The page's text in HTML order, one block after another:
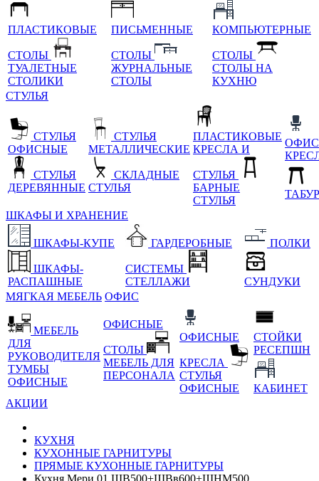
ПЛАСТИКОВЫЕ
СТОЛЫ
ТУАЛЕТНЫЕ
СТОЛИКИ
ПИСЬМЕННЫЕ
СТОЛЫ
ЖУРНАЛЬНЫЕ
СТОЛЫ
КОМПЬЮТЕРНЫЕ
СТОЛЫ
СТОЛЫ НА
КУХНЮ
СТУЛЬЯ
СТУЛЬЯ
ОФИСНЫЕ
СТУЛЬЯ
ДЕРЕВЯННЫЕ
СТУЛЬЯ
МЕТАЛЛИЧЕСКИЕ
СКЛАДНЫЕ
СТУЛЬЯ
ПЛАСТИКОВЫЕ
КРЕСЛА И
СТУЛЬЯ
БАРНЫЕ
СТУЛЬЯ
ШКАФЫ И ХРАНЕНИЕ
ШКАФЫ-КУПЕ
ШКАФЫ-
РАСПАШНЫЕ
ГАРДЕРОБНЫЕ
СИСТЕМЫ
СТЕЛЛАЖИ
ПОЛКИ
СУНДУКИ
МЯГКАЯ МЕБЕЛЬ ОФИС
МЕБЕЛЬ
ДЛЯ
РУКОВОДИТЕЛЯ
ТУМБЫ
ОФИСНЫЕ
ОФИСНЫЕ
СТОЛЫ
МЕБЕЛЬ ДЛЯ
ПЕРСОНАЛА
ОФИСНЫЕ
КРЕСЛА
СТУЛЬЯ
ОФИСНЫЕ
СТОЙКИ
РЕСЕПШН
КАБИНЕТ
АКЦИИ
КУХНЯ
КУХОННЫЕ ГАРНИТУРЫ
ПРЯМЫЕ КУХОННЫЕ ГАРНИТУРЫ